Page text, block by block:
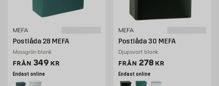
MEFA
Postlåda 28 MEFA
Mossgrön blank
FRÅN Pris 349 kr
349 KR
Endast online
MEFA
Postlåda 30 MEFA
Djupsvart blank
FRÅN Pris 278 kr
278 KR
Endast online